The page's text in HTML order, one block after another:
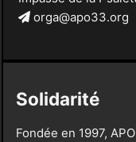
orga@apo33.org
Solidarité
Fondée en 1997,